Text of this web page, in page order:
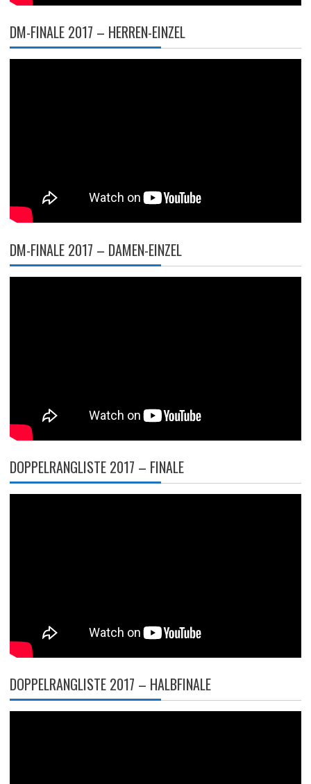
DM-FINALE 2017 – HERREN-EINZEL
DM-FINALE 2017 – DAMEN-EINZEL
DOPPELRANGLISTE 2017 – FINALE
DOPPELRANGLISTE 2017 – HALBFINALE